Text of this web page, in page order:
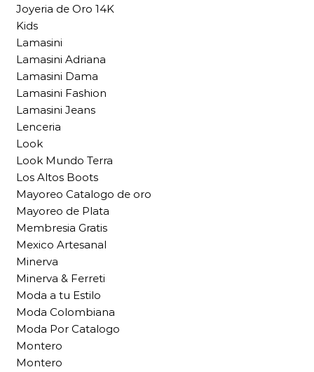
Joyeria de Oro 14K
Kids
Lamasini
Lamasini Adriana
Lamasini Dama
Lamasini Fashion
Lamasini Jeans
Lenceria
Look
Look Mundo Terra
Los Altos Boots
Mayoreo Catalogo de oro
Mayoreo de Plata
Membresia Gratis
Mexico Artesanal
Minerva
Minerva & Ferreti
Moda a tu Estilo
Moda Colombiana
Moda Por Catalogo
Montero
Montero